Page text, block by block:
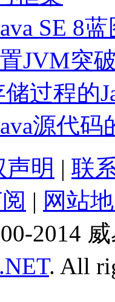
SE 8蓝
JVM突
过程的
源代码
声明 | 联
| 网站
2014
.NET. All